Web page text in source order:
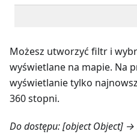
Możesz utworzyć filtr i
wyświetlane na mapie. Na
wyświetlanie tylko
360 stopni.
Do dostępu:[object Object]